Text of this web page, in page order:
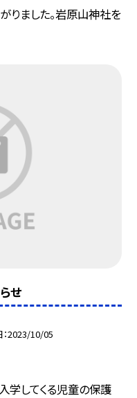
りました。岩原山神社を
せ
2023/10/05
学してくる児童の保護